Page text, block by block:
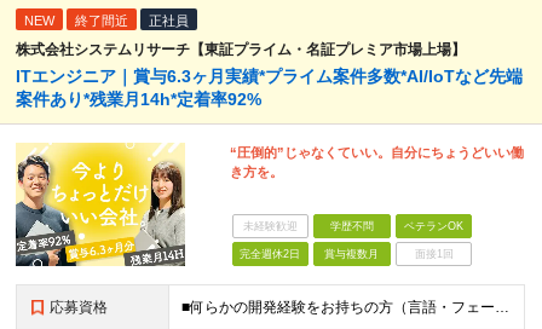
NEW 終了間近 正社員
株式会社システムリサーチ【東証プライム・名証プレミア市場上場】
ITエンジニア｜賞与6.3ヶ月実績*プライム案件多数*AI/IoTなど先端
案件あり*残業月14h*定着率92%
“圧倒的”じゃなくていい。自分にちょうどいい働
き方を。
未経験歓迎 学歴不問 ベテランOK
完全週休2日 賞与複数月 面接1回
応募資格 ■何らかの開発経験をお持ちの方（言語・フェーズ不問） ■学歴不問 ☆「運用保守経験しかない」「PMやPLに挑戦したいけど機会がない…」そんな方もOK！当社で経験を積んでいただけます！ ＼このような方